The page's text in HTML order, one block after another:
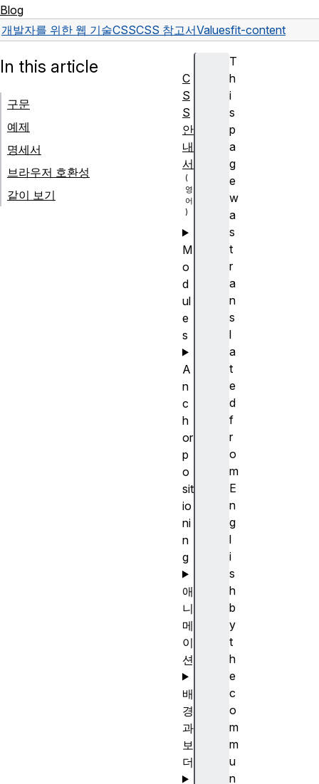
Blog
개발자를 위한 웹 기술CSSCSS 참고서Valuesfit-content
T
h
i
s
p
a
g
e
w
a
s
t
r
a
n
s
l
a
t
e
d
f
r
o
m
E
n
g
l
i
s
h
b
y
t
h
e
c
o
m
m
u
n
In this article
구문
예제
명세서
브라우저 호환성
같이 보기
C
S
S
안
내
서
M
o
d
ul
e
s
A
n
c
h
or
p
o
sit
io
ni
n
g
애
니
메
이
션
배
경
과
보
더